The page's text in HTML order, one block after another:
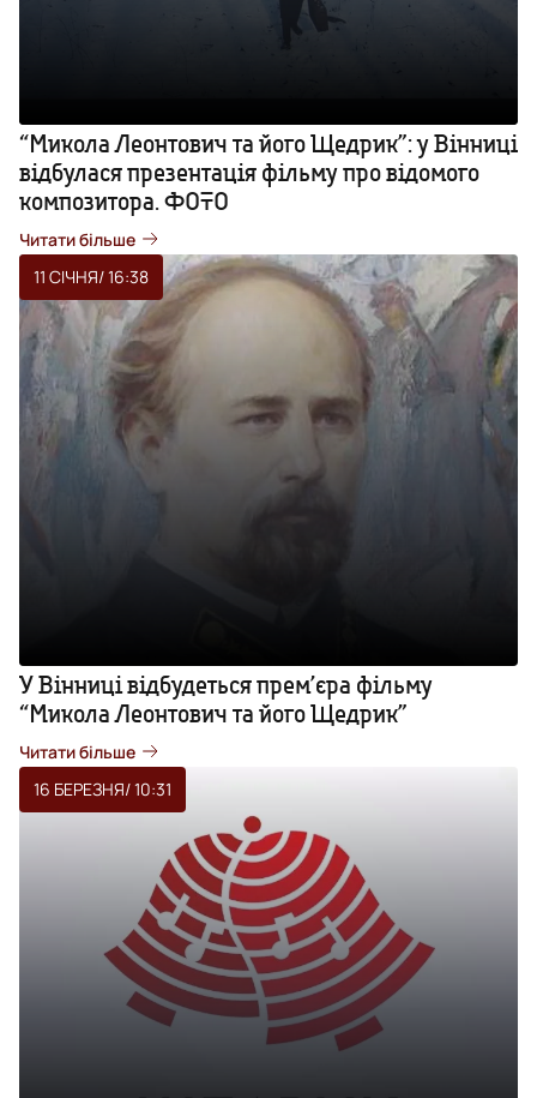
“Микола Леонтович та його Щедрик”: у Вінниці
відбулася презентація фільму про відомого
композитора. ФОТО
Читати більше
11 СІЧНЯ/ 16:38
У Вінниці відбудеться прем’єра фільму
“Микола Леонтович та його Щедрик”
Читати більше
16 БЕРЕЗНЯ/ 10:31